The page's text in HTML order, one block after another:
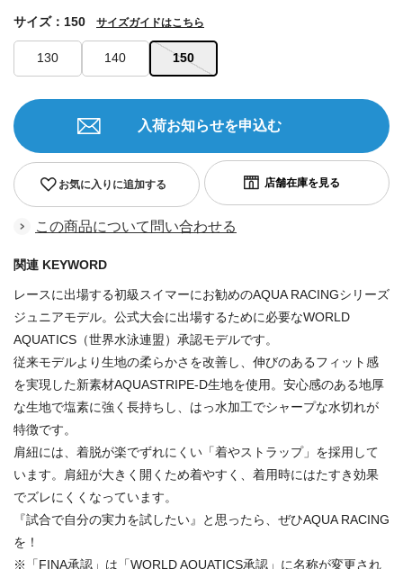
130 140 150
サイズ：150 サイズガイドはこちら
お気に入りに追加する
入荷お知らせを申込む
この商品について問い合わせる
関連 KEYWORD
レースに出場する初級スイマーにお勧めのAQUA RACINGシリーズ
ジュニアモデル。公式大会に出場するために必要なWORLD
AQUATICS（世界水泳連盟）承認モデルです。
従来モデルより生地の柔らかさを改善し、伸びのあるフィット感
を実現した新素材AQUASTRIPE-D生地を使用。安心感のある地厚
な生地で塩素に強く長持ちし、はっ水加工でシャープな水切れが
特徴です。
肩紐には、着脱が楽でずれにくい「着やストラップ」を採用して
います。肩紐が大きく開くため着やすく、着用時にはたすき効果
でズレにくくなっています。
『試合で自分の実力を試したい』と思ったら、ぜひAQUA RACING
を！
※「FINA承認」は「WORLD AQUATICS承認」に名称が変更され